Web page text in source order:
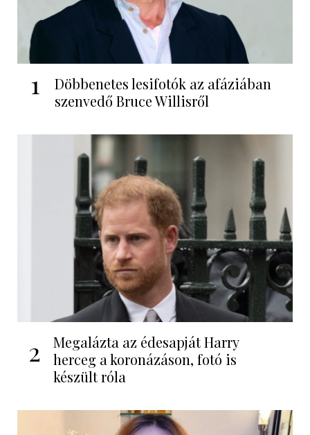
1
Döbbenetes lesifotók az afáziában
szenvedő Bruce Willisről
2
Megalázta az édesapját Harry
herceg a koronázáson, fotó is
készült róla